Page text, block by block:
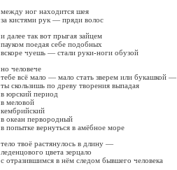
между ног находится шея
за кистями рук — пряди волос
и далее так вот прыгая зайцем
пауком поедая себе подобных
вскоре чуешь — стали руки-ноги обузой
но человече
тебе всё мало — мало стать зверем или букашкой —
ты скользишь по древу творения выпадая
в юрский период
в меловой
кембрийский
в океан первородный
в попытке вернуться в амёбное море
тело твоё растянулось в длину —
леденцового цвета зерцало
с отразившимся в нём следом бывшего человека